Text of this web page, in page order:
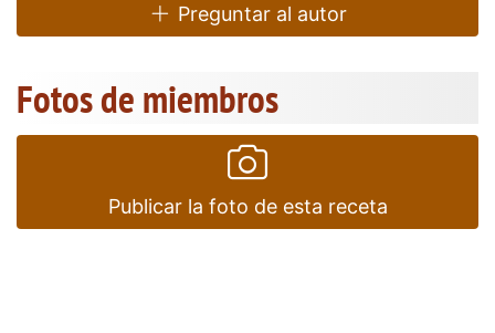
Preguntar al autor
Fotos de miembros
Publicar la foto de esta receta